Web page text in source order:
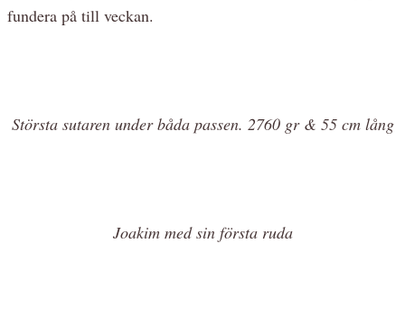
fundera på till veckan.
Största sutaren under båda passen. 2760 gr & 55 cm lång
Joakim med sin första ruda